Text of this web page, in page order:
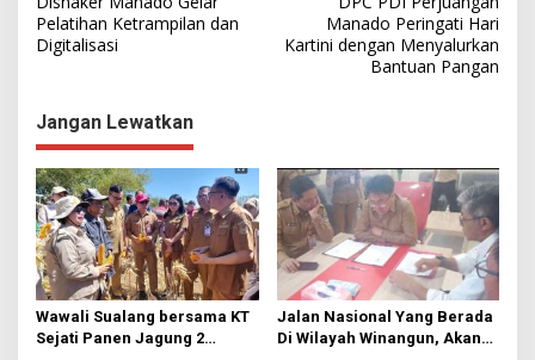
a
v
g
a
s
i
p
o
s
Pelatihan Ketrampilan dan
Digitalisasi
Manado Peringati Hari
Kartini dengan Menyalurkan
Bantuan Pangan
Jangan Lewatkan
Wawali Sualang bersama KT
Sejati Panen Jagung 2
Jalan Nasional Yang Berada
Di Wilayah Winangun, Akan